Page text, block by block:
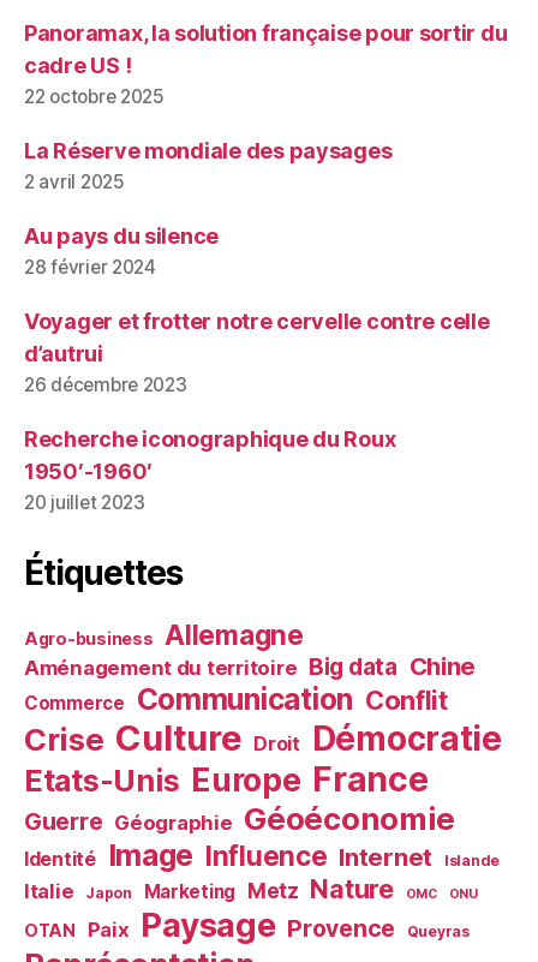
Panoramax, la solution française pour sortir du
cadre US !
22 octobre 2025
La Réserve mondiale des paysages
2 avril 2025
Au pays du silence
28 février 2024
Voyager et frotter notre cervelle contre celle
d’autrui
26 décembre 2023
Recherche iconographique du Roux
1950′-1960′
20 juillet 2023
Étiquettes
Agro-business Allemagne
Aménagement du territoire Big data Chine
Commerce Communication Conflit
Crise Culture Droit Démocratie
Etats-Unis Europe France
Guerre Géographie Géoéconomie
Identité Image Influence Internet Islande
Italie Japon Marketing Metz Nature OMC ONU
OTAN Paix Paysage Provence Queyras